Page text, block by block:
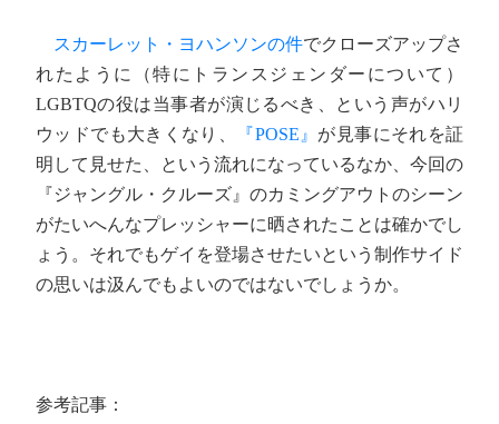
スカーレット・ヨハンソンの件でクローズアップさ
れたように（特にトランスジェンダーについて）
LGBTQの役は当事者が演じるべき、という声がハリ
ウッドでも大きくなり、
『POSE』 が見事にそれを証
明して見せた、という流れになっているなか、今回の
『ジャングル・クルーズ』のカミングアウトのシーン
がたいへんなプレッシャーに晒されたことは確かでし
ょう。それでもゲイを登場させたいという制作サイド
の思いは汲んでもよいのではないでしょうか。
参考記事：